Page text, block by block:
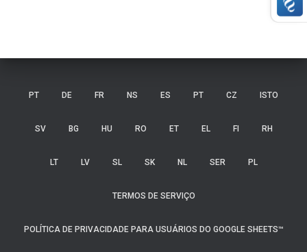
PT DE FR NS ES PT CZ ISTO
SV BG HU RO ET EL FI RH
LT LV SL SK NL SER PL
TERMOS DE SERVIÇO
POLÍTICA DE PRIVACIDADE PARA USUÁRIOS DO GOOGLE SHEETS™